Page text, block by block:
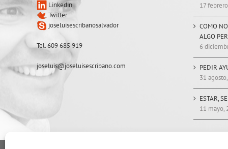
Linkedin
Twitter
joseluisescribanosalvador
Tel. 609 685 919
joseluis@joseluisescribano.com
17
COMO
ALGO
6
PEDIR
31
ESTAR,
11 mayo,